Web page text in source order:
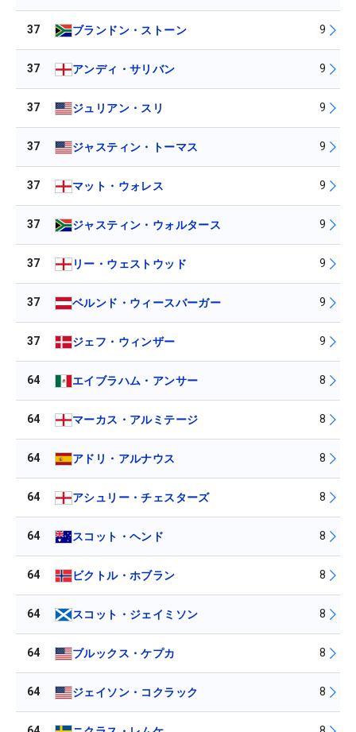
37 ブランドン・ストーン 9
37 アンディ・サリバン 9
37 ジュリアン・スリ 9
37 ジャスティン・トーマス 9
37 マット・ウォレス 9
37 ジャスティン・ウォルタース 9
37 リー・ウェストウッド 9
37 ベルンド・ウィースバーガー 9
37 ジェフ・ウィンザー 9
64 エイブラハム・アンサー 8
64 マーカス・アルミテージ 8
64 アドリ・アルナウス 8
64 アシュリー・チェスターズ 8
64 スコット・ヘンド 8
64 ビクトル・ホブラン 8
64 スコット・ジェイミソン 8
64 ブルックス・ケプカ 8
64 ジェイソン・コクラック 8